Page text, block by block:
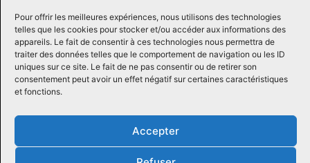
Pour offrir les meilleures expériences, nous utilisons des technologies
telles que les cookies pour stocker et/ou accéder aux informations des
appareils. Le fait de consentir à ces technologies nous permettra de
traiter des données telles que le comportement de navigation ou les ID
uniques sur ce site. Le fait de ne pas consentir ou de retirer son
consentement peut avoir un effet négatif sur certaines caractéristiques
et fonctions.
Accepter